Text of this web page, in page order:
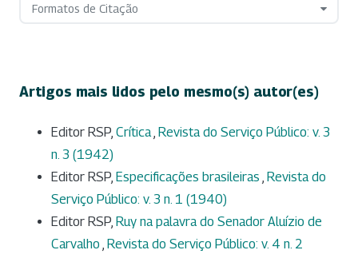
Formatos de Citação
Artigos mais lidos pelo mesmo(s) autor(es)
Editor RSP, Crítica, Revista do Serviço Público: v. 3
n. 3 (1942)
Editor RSP, Especificações brasileiras , Revista do
Serviço Público: v. 3 n. 1 (1940)
Editor RSP, Ruy na palavra do Senador Aluízio de
Carvalho , Revista do Serviço Público: v. 4 n. 2